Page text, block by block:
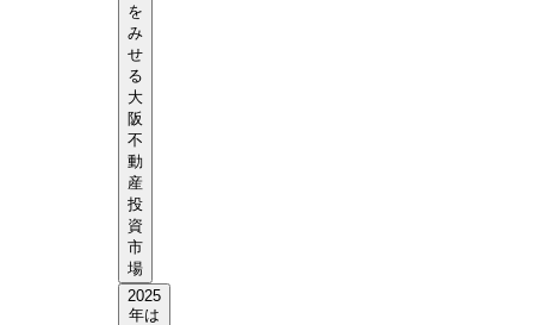
を
み
せ
る
大
阪
不
動
産
投
資
市
場
2025
年は